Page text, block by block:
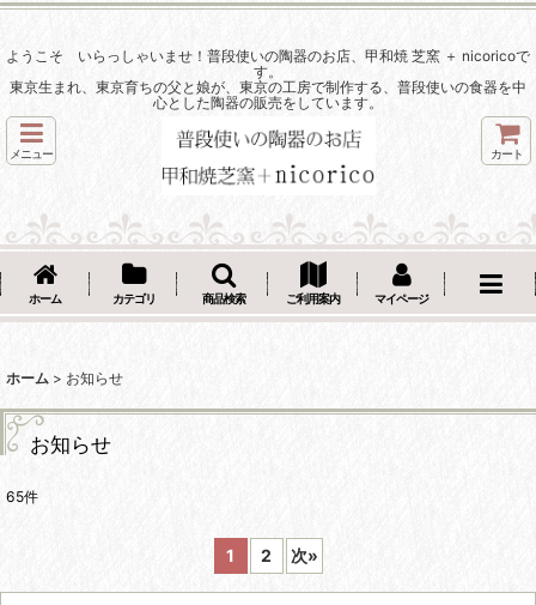
ようこそ いらっしゃいませ！普段使いの陶器のお店、甲和焼 芝窯 ＋ nicoricoで
す。
東京生まれ、東京育ちの父と娘が、東京の工房で制作する、普段使いの食器を中
心とした陶器の販売をしています。
メニュー カート
ホーム カテゴリ 商品検索 ご利用案内 マイページ
ホーム > お知らせ
お知らせ
65件
1 2 次»